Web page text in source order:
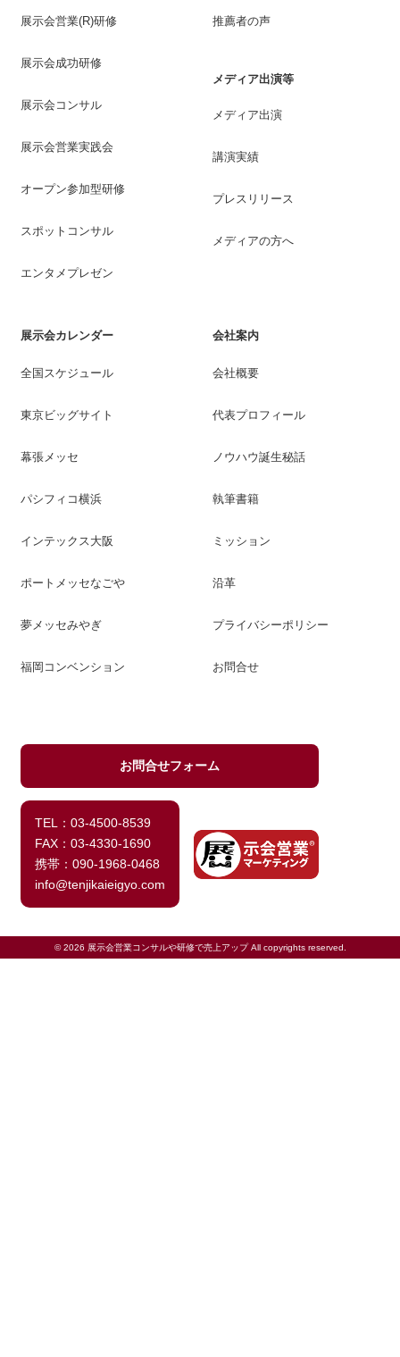
展示会営業(R)研修
展示会成功研修
展示会コンサル
展示会営業実践会
オープン参加型研修
スポットコンサル
エンタメプレゼン
推薦者の声
メディア出演等
メディア出演
講演実績
プレスリリース
メディアの方へ
展示会カレンダー
全国スケジュール
東京ビッグサイト
幕張メッセ
パシフィコ横浜
インテックス大阪
ポートメッセなごや
夢メッセみやぎ
福岡コンベンション
会社案内
会社概要
代表プロフィール
ノウハウ誕生秘話
執筆書籍
ミッション
沿革
プライバシーポリシー
お問合せ
お問合せフォーム
TEL：03-4500-8539
FAX：03-4330-1690
携帯：090-1968-0468
info@tenjikaieigyo.com
© 2026 展示会営業コンサルや研修で売上アップ All copyrights reserved.